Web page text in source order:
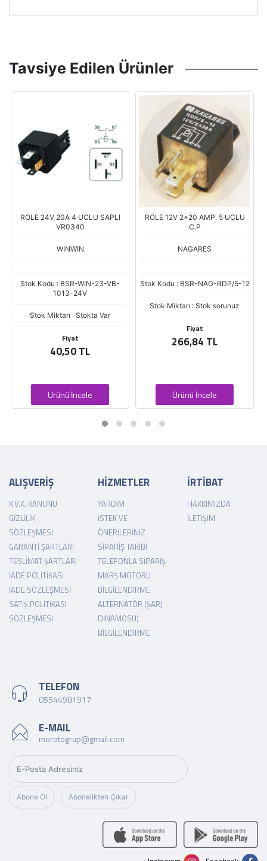
Tavsiye Edilen Ürünler
ROLE 24V 20A 4 UCLU SAPLI
VR0340
WINWIN
Stok Kodu : BSR-WIN-23-VB-
1013-24V
Stok Miktarı : Stokta Var
Fiyat
40,50 TL
Ürünü İncele
ROLE 12V 2x20 AMP. 5 UCLU
C.P
NAGARES
Stok Kodu : BSR-NAG-RDP/5-12
Stok Miktarı : Stok sorunuz
Fiyat
266,84 TL
Ürünü İncele
ALIŞVERİŞ
K.V.K. KANUNU
GIZLILIK
SÖZLEŞMESI
GARANTI ŞARTLARI
TESLIMAT ŞARTLARI
İADE POLITIKASI
İADE SÖZLEŞMESI
SATIŞ POLITIKASI
SÖZLEŞMESI
HİZMETLER
YARDIM
İSTEK VE
ÖNERILERINIZ
SIPARIŞ TAKIBI
TELEFONLA SIPARIŞ
MARŞ MOTORU
BILGILENDIRME
ALTERNATÖR (ŞARJ
DINAMOSU)
BILGILENDIRME
İRTİBAT
HAKKIMIZDA
İLETIŞIM
TELEFON
05544981917
E-MAIL
morotogrup@gmail.com
Abone Ol Abonelikten Çıkar